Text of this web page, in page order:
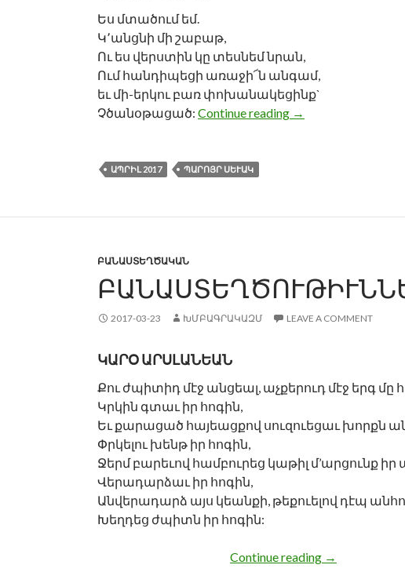
Ես մտածում եմ.
Կ՚անցնի մի շաբաթ,
Ու ես վերստին կը տեսնեմ նրան,
Ում հանդիպեցի առաջի՜ն անգամ,
եւ մի-երկու բառ փոխանակեցինք`
Չծանօթացած: Continue reading Անծանօթուհուն
→
ԱՊՐԻԼ 2017 ՊԱՐՈՅՐ ՍԵՒԱԿ
ԲԱՆԱՍՏԵՂԾԱԿԱՆ
2017-03-23 ԽՄԲԱԳՐԱԿԱԶՄ LEAVE A COMMENT
ԿԱՐՕ ԱՐՍԼԱՆԵԱՆ
Քու ժպիտիդ մէջ անցեալ, աչքերուդ մէջ երգ մը
Կրկին գտաւ իր հոգին,
Եւ քարացած հայեացքով սուզուեցաւ խորքն
Փրկելու խենթ իր հոգին,
Ջերմ բարեւով համբուրեց կաթիլ մ’արցունք իր
Վերադարձաւ իր հոգին,
Անվերադարձ այս կեանքի, թեքուելով դէպ
Խեղդեց ժպիտն իր հոգին:
Continue reading →